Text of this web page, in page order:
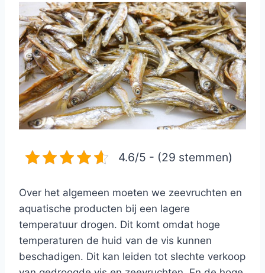
4.6/5 - (29 stemmen)
Over het algemeen moeten we zeevruchten en
aquatische producten bij een lagere
temperatuur drogen. Dit komt omdat hoge
temperaturen de huid van de vis kunnen
beschadigen. Dit kan leiden tot slechte verkoop